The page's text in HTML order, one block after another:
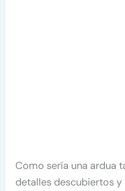
Como sería una ardua
detalles descubiertos